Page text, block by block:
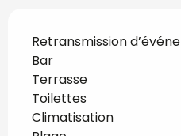
Retransmission
Bar
Terrasse
Toilettes
Climatisation